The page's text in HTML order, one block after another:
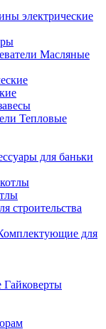
электрические
Масляные
Тепловые
для баньки
строительства
для
Гайковерты